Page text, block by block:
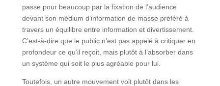
passe pour beaucoup par la fixation de l’audience
devant son médium d’information de masse préféré à
travers un équilibre entre information et divertissement.
C’est-à-dire que le public n’est pas appelé à critiquer en
profondeur ce qu’il reçoit, mais plutôt à l’absorber dans
un système qui soit le plus agréable pour lui.
Toutefois, un autre mouvement voit plutôt dans les